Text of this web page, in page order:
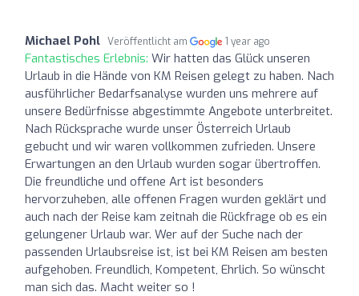
Michael Pohl Veröffentlicht am 1 year ago
Fantastisches Erlebnis: Wir hatten das Glück unseren
Urlaub in die Hände von KM Reisen gelegt zu haben. Nach
ausführlicher Bedarfsanalyse wurden uns mehrere auf
unsere Bedürfnisse abgestimmte Angebote unterbreitet.
Nach Rücksprache wurde unser Österreich Urlaub
gebucht und wir waren vollkommen zufrieden. Unsere
Erwartungen an den Urlaub wurden sogar übertroffen.
Die freundliche und offene Art ist besonders
hervorzuheben, alle offenen Fragen wurden geklärt und
auch nach der Reise kam zeitnah die Rückfrage ob es ein
gelungener Urlaub war. Wer auf der Suche nach der
passenden Urlaubsreise ist, ist bei KM Reisen am besten
aufgehoben. Freundlich, Kompetent, Ehrlich. So wünscht
man sich das. Macht weiter so !